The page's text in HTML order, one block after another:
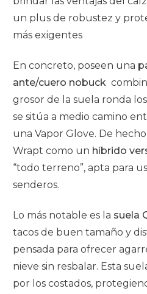
un plus de robustez y
más exigentes
En concreto, poseen una
ante/cuero nobuck
grosor de la suela ronda los
se sitúa a medio camino
una Vapor Glove. De
Wrapt como un híbrido
“todo terreno”, apta para
senderos.
Lo más notable es la suela
tacos de buen tamaño y
pensada para ofrecer
nieve sin resbalar. Esta
por los costados,